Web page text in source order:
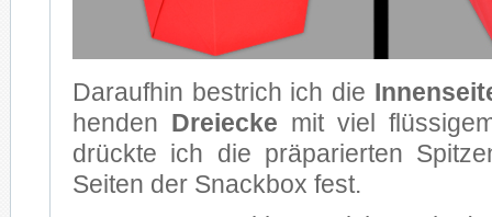
Dar­auf­hin be­strich ich die
hen­den Drei­ecke mit viel
drück­te ich die prä­pa­rier­ten
Sei­ten der Snack­box fest.